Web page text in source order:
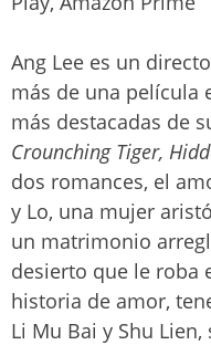
Ang Lee es un
más de una película
más destacadas de
Crounching Tiger,
dos romances, el
y Lo, una mujer
un matrimonio
desierto que le roba
historia de amor,
Li Mu Bai y Shu